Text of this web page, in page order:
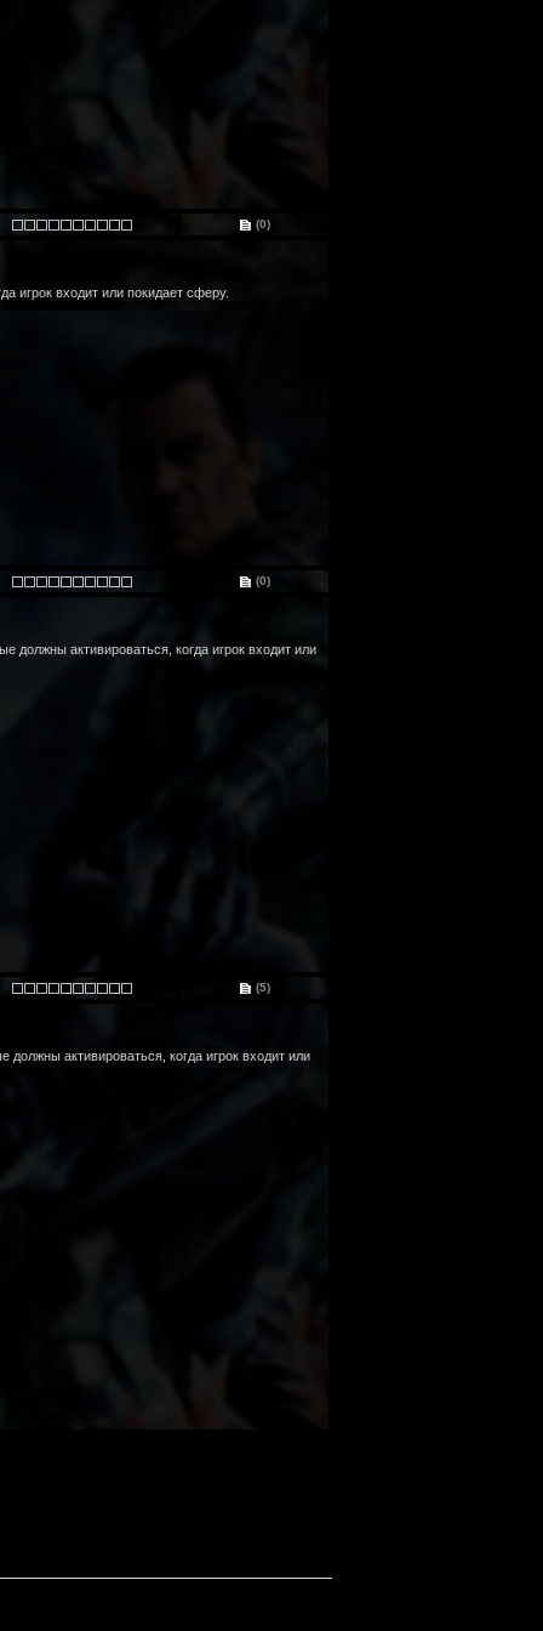
(0)
игрок входит или покидает сферу.
(0)
должны активироваться, когда игрок входит или
(5)
должны активироваться, когда игрок входит или